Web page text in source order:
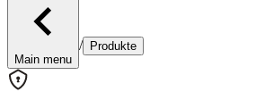
Main menu
/ Produkte